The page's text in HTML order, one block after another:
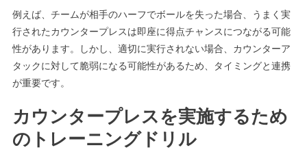
例えば、チームが相手のハーフでボールを失った場合、うまく実
行されたカウンタープレスは即座に得点チャンスにつながる可能
性があります。しかし、適切に実行されない場合、カウンターア
タックに対して脆弱になる可能性があるため、タイミングと連携
が重要です。
カウンタープレスを実施するため
のトレーニングドリル